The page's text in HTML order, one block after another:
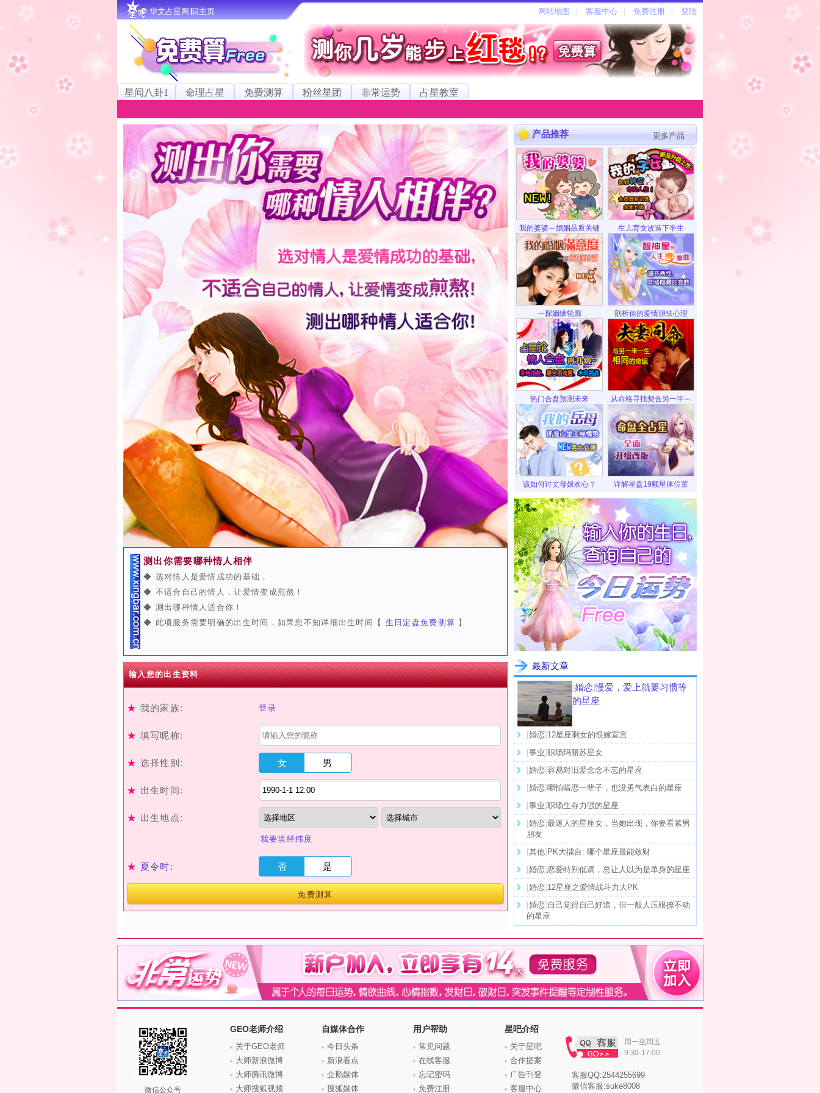
华文占星网∣回主页
星闻八卦1 命理占星 免费测算 粉丝星团 非常运势 占星教室
测出你需要哪种情人相伴
◆ 选对情人是爱情成功的基础，
◆ 不适合自己的情人，让爱情变成煎熬！
◆ 测出哪种情人适合你！
◆ 此项服务需要明确的出生时间，如果您不知详细出生时间【 生日定盘免费测算 】
输入您的出生资料
★ 我的家族: 登录
★ 填写昵称:
★ 选择性别: 女 男
★ 出生时间:
★ 出生地点:
我要填经纬度
★ 夏令时: 否 是
免费测算
产品推荐 更多产品
我的婆婆～婚姻品质关键 生儿育女改造下半生
一探姻缘轮廓 剖析你的爱情胆怯心理
热门合盘预测未来 从命格寻找契合另一半～
该如何讨丈母娘欢心？ 详解星盘19颗星体位置
最新文章
[婚恋]慢爱，爱上就要习惯等
的星座
[婚恋] 12星座剩女的恨嫁宣言
[事业]职场玛丽苏星女
[婚恋]容易对旧爱念念不忘的星座
[婚恋]哪怕暗恋一辈子，也没勇气表白的星座
[事业]职场生存力强的星座
[婚恋]最迷人的星座女，当她出现，你要看紧男
朋友
[其他] PK大擂台: 哪个星座最能敛财
[婚恋]恋爱特别低调，总让人以为是单身的星座
[婚恋] 12星座之爱情战斗力大PK
[婚恋] 自己觉得自己好追，但一般人压根撩不动
的星座
微信公众号
GEO老师介绍
关于GEO老师
大师新浪微博
大师腾讯微博
大师搜狐视频
自媒体合作
今日头条
新浪看点
企鹅媒体
搜狐媒体
用户帮助
常见问题
在线客服
忘记密码
免费注册
星吧介绍
关于星吧
合作提案
广告刊登
客服中心
周一至周五
9:30-17:00
客服QQ:2544255699
微信客服:suke8008